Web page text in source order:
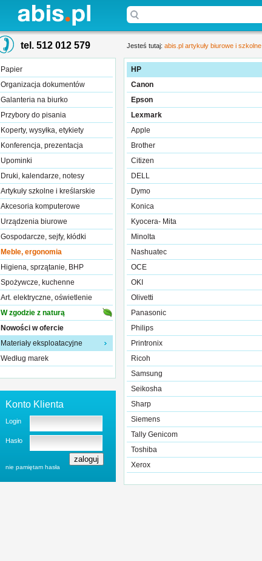
tel. 512 012 579
Papier
Organizacja dokumentów
Galanteria na biurko
Przybory do pisania
Koperty, wysyłka, etykiety
Konferencja, prezentacja
Upominki
Druki, kalendarze, notesy
Artykuły szkolne i kreślarskie
Akcesoria komputerowe
Urządzenia biurowe
Gospodarcze, sejfy, kłódki
Meble, ergonomia
Higiena, sprzątanie, BHP
Spożywcze, kuchenne
Art. elektryczne, oświetlenie
W zgodzie z naturą
Nowości w ofercie
Materiały eksploatacyjne
Według marek
Konto Klienta
Login
Hasło
nie pamiętam hasła
Jesteś tutaj: abis.pl artykuły biurowe i szkolne
HP
Canon
Epson
Lexmark
Apple
Brother
Citizen
DELL
Dymo
Konica
Kyocera- Mita
Minolta
Nashuatec
OCE
OKI
Olivetti
Panasonic
Philips
Printronix
Ricoh
Samsung
Seikosha
Sharp
Siemens
Tally Genicom
Toshiba
Xerox